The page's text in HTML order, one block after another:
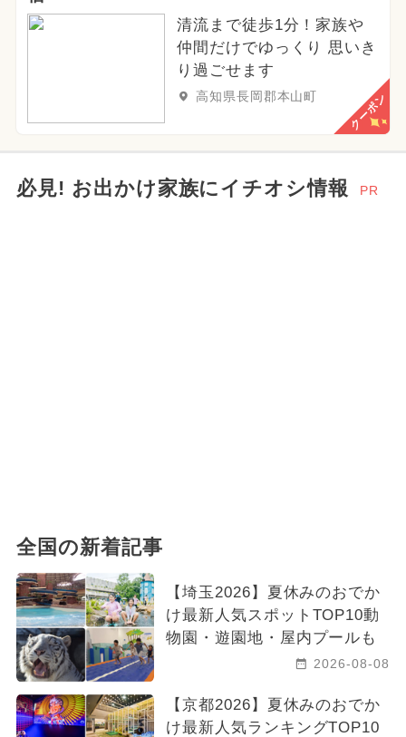
清流まで徒歩1分！家族や
仲間だけでゆっくり 思いき
り過ごせます
高知県長岡郡本山町 クーポン
必見! お出かけ家族にイチオシ情報 PR
全国の新着記事
【埼玉2026】夏休みのおでか
け最新人気スポットTOP10動
物園・遊園地・屋内プールも
2026-08-08
【京都2026】夏休みのおでか
け最新人気ランキングTOP10